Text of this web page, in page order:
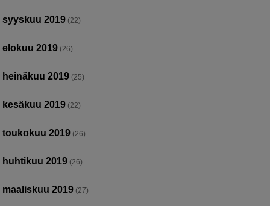
syyskuu 2019 (22)
elokuu 2019 (26)
heinäkuu 2019 (25)
kesäkuu 2019 (22)
toukokuu 2019 (26)
huhtikuu 2019 (26)
maaliskuu 2019 (27)